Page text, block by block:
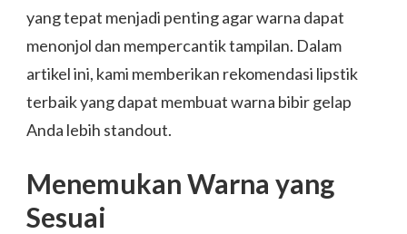
yang tepat menjadi penting agar warna dapat
menonjol dan mempercantik tampilan. Dalam
artikel ini, kami memberikan rekomendasi lipstik
terbaik yang dapat membuat warna bibir gelap
Anda lebih standout.
Menemukan Warna yang
Sesuai